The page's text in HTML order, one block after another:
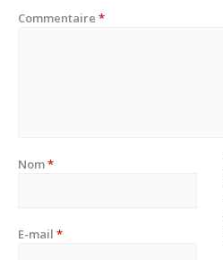
Commentaire *
Nom*
E-mail *